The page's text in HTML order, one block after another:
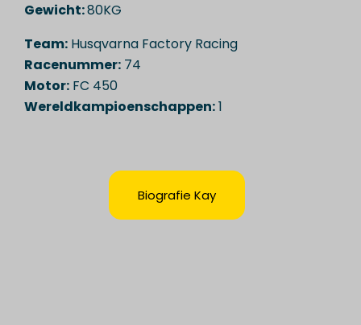
Gewicht:80KG
Team: Husqvarna Factory Racing
Racenummer: 74
Motor: FC 450
Wereldkampioenschappen:1
Biografie Kay